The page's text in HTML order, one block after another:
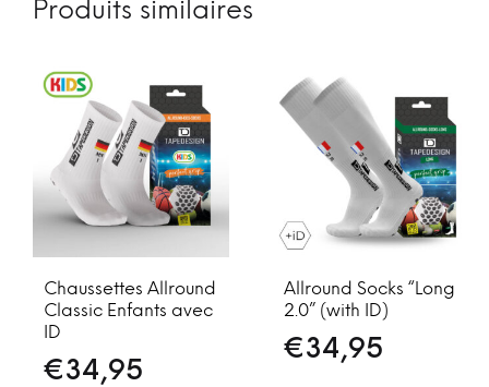
Produits similaires
Chaussettes Allround
Classic Enfants avec
ID
€34,95
Allround Socks “Long
2.0” (with ID)
€34,95